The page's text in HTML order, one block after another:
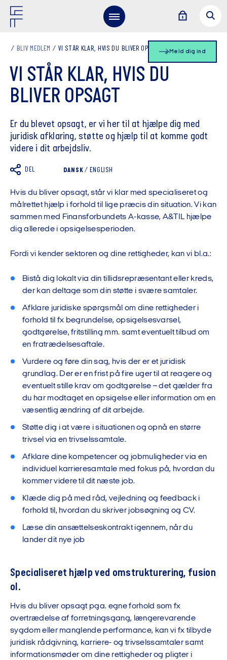
Meld dig ind
BLIV MEDLEM VI STÅR KLAR, HVIS DU BLIVER OPSAGT
VI STÅR KLAR, HVIS DU
BLIVER OPSAGT
Er du blevet opsagt, er vi her til at hjælpe dig med
juridisk afklaring, støtte og hjælp til at komme godt
videre i dit arbejdsliv.
DEL DANSK / ENGLISH
Hvis du bliver opsagt, står vi klar med specialiseret og
målrettet hjælp i forhold til lige præcis din situation. Vi kan
sammen med Finansforbundets A-kasse, A&TIL hjælpe
dig allerede i opsigelsesperioden.
Fordi vi kender sektoren og dine rettigheder, kan vi bl.a.:
Bistå dig lokalt via din tillidsrepræsentant eller kreds,
der kan deltage som din støtte i svære samtaler.
Afklare juridiske spørgsmål om dine rettigheder i
forhold til fx begrundelse, opsigelsesvarsel,
godtgørelse, fritstilling mm. samt eventuelt tilbud om
en fratrædelsesaftale.
Vurdere og føre din sag, hvis der er et juridisk
grundlag. Der er en frist på fire uger til at reagere og
eventuelt stille krav om godtgørelse – det gælder fra
du har modtaget en opsigelse eller information om en
væsentlig ændring af dit arbejde.
Støtte dig i at være i situationen og opnå en større
trivsel via en trivselssamtale.
Afklare dine kompetencer og jobmuligheder via en
individuel karrieresamtale med fokus på, hvordan du
kommer videre til dit næste job.
Klæde dig på med råd, vejledning og feedback i
forhold til, hvordan du skriver jobsøgning og CV.
Læse din ansættelseskontrakt igennem, når du
lander dit nye job
Specialiseret hjælp ved omstrukturering, fusion
ol.
Hvis du bliver opsagt pga. egne forhold som fx
overtrædelse af forretningsgang, længerevarende
sygdom eller manglende performance, kan vi fx tilbyde
juridisk rådgivning, karriere- og trivselssamtaler samt
informationsmøder om dine rettigheder og pligter i